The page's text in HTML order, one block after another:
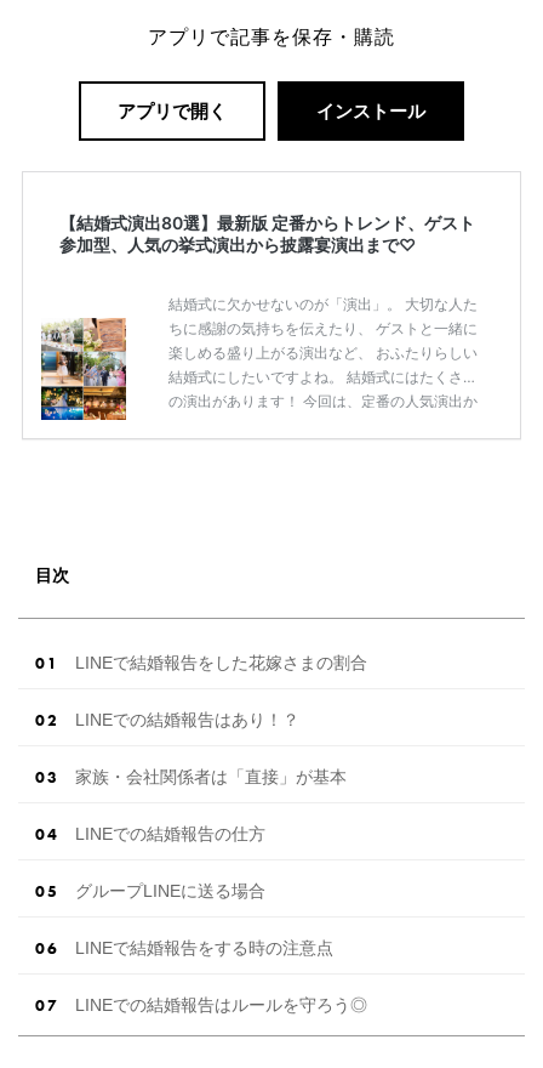
アプリで記事を保存・購読
アプリで開く インストール
【結婚式演出80選】最新版 定番からトレンド、ゲスト
参加型、人気の挙式演出から披露宴演出まで♡
結婚式に欠かせないのが「演出」。 大切な人た
ちに感謝の気持ちを伝えたり、 ゲストと一緒に
楽しめる盛り上がる演出など、 おふたりらしい
結婚式にしたいですよね。 結婚式にはたくさん
の演出があります！ 今回は、定番の人気演出か
めての結婚準備何する？令 […]続きを読む
目次
LINEで結婚報告をした花嫁さまの割合
LINEでの結婚報告はあり！？
家族・会社関係者は「直接」が基本
LINEでの結婚報告の仕方
グループLINEに送る場合
LINEで結婚報告をする時の注意点
LINEでの結婚報告はルールを守ろう◎